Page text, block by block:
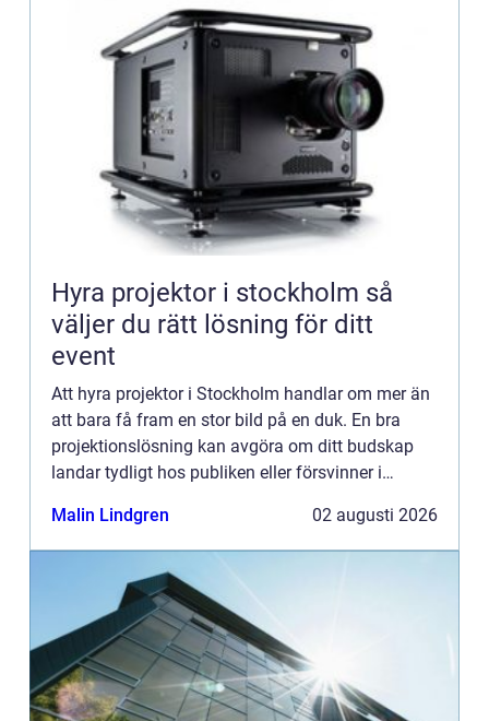
Hyra projektor i stockholm så
väljer du rätt lösning för ditt
event
Att hyra projektor i Stockholm handlar om mer än
att bara få fram en stor bild på en duk. En bra
projektionslösning kan avgöra om ditt budskap
landar tydligt hos publiken eller försvinner i
teknikstrul. Med r...
Malin Lindgren 02 augusti 2026